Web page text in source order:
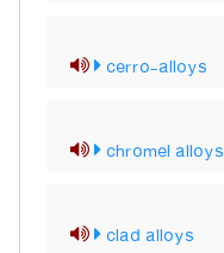
cerro-alloys
chromel alloys
clad alloys